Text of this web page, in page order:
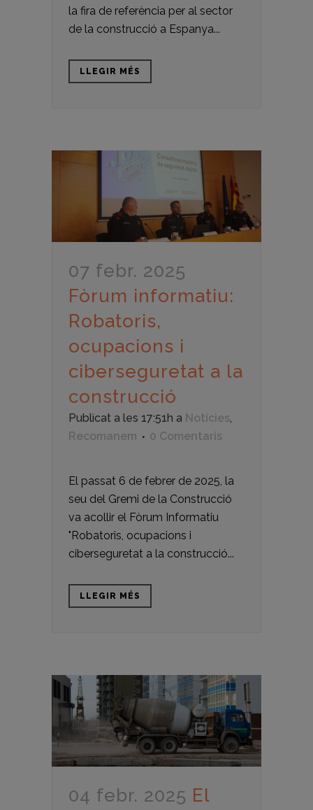
la fira de referència per al sector
de la construcció a Espanya...
LLEGIR MÉS
07 febr. 2025
Fòrum informatiu:
Robatoris,
ocupacions i
ciberseguretat a la
construcció
Publicat a les 17:51h a Notícies,
Recomanem
0 Comentaris
El passat 6 de febrer de 2025, la
seu del Gremi de la Construcció
va acollir el Fòrum Informatiu
"Robatoris, ocupacions i
ciberseguretat a la construcció...
LLEGIR MÉS
04 febr. 2025 El